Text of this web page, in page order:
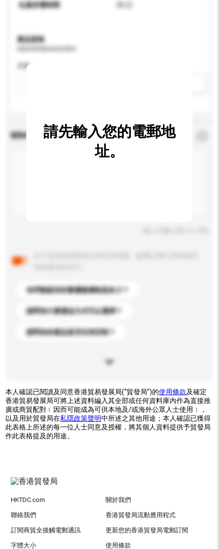
生產所需時間 30 日
產品規格
容量
查詢內容 *必須填寫
你們能提供的最優惠價格是多少？
請問有什麼運送方式可以選擇？
請問你的產品是否支持定制？
請先輸入您的電郵地
址。
本人確認已閱讀及同意香港貿易發展局(“貿發局”)的使用條款及確定
香港貿易發展局可將上述資料編入其全部或任何資料庫內作為直接推
廣或商貿配對﹝因而可能成為可供本地及/或海外公眾人士使用﹞，
以及用於貿發局在私隱政策聲明中所述之其他用途；本人確認已獲得
此表格上所述的每一位人士同意及授權，將其個人資料提供予貿發局
作此表格提及的用途。
HKTDC.com 關於我們
聯絡我們 香港貿發局流動應用程式
訂閱商貿全接觸電郵通訊 更新您的香港貿發局電郵訂閱
字體大小 使用條款